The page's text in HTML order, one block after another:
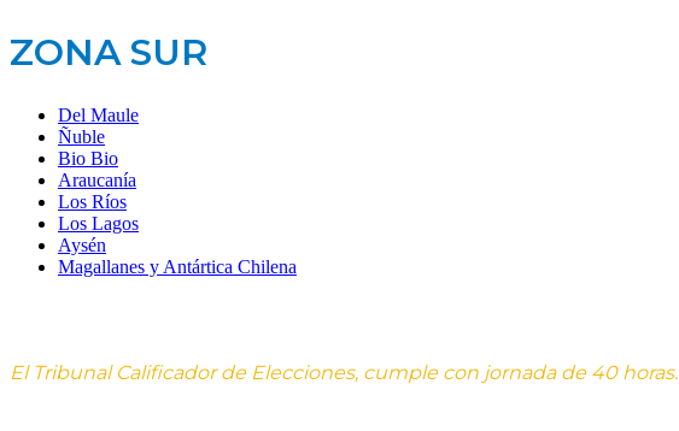
ZONA SUR
Del Maule
Ñuble
Bio Bio
Araucanía
Los Ríos
Los Lagos
Aysén
Magallanes y Antártica Chilena
El Tribunal Calificador de Elecciones, cumple con jornada de 40 horas.